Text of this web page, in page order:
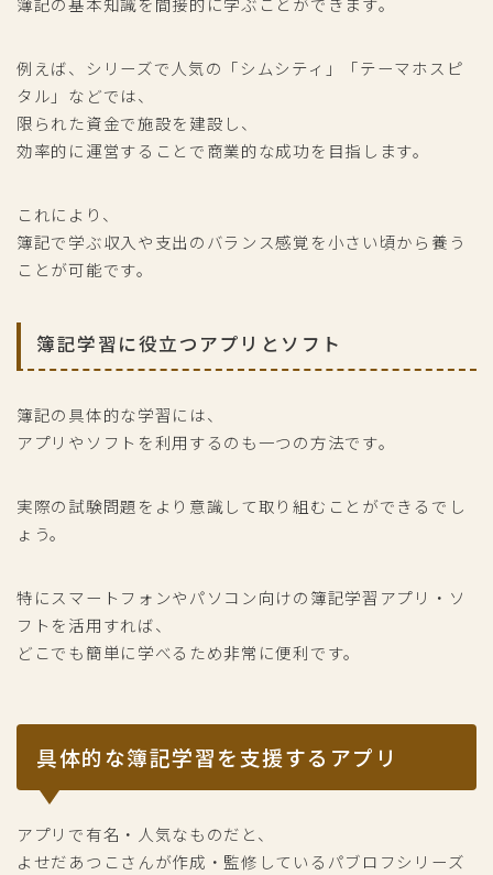
例えば、シリーズで人気の「シムシティ」「テーマホスピ
タル」などでは、
限られた資金で施設を建設し、
効率的に運営することで商業的な成功を目指します。
これにより、
簿記で学ぶ収入や支出のバランス感覚を小さい頃から養う
ことが可能です。
簿記学習に役立つアプリとソフト
簿記の具体的な学習には、
アプリやソフトを利用するのも一つの方法です。
実際の試験問題をより意識して取り組むことができるでし
ょう。
特にスマートフォンやパソコン向けの簿記学習アプリ・ソ
フトを活用すれば、
どこでも簡単に学べるため非常に便利です。
具体的な簿記学習を支援するアプリ
アプリで有名・人気なものだと、
よせだあつこさんが作成・監修しているパブロフシリーズ